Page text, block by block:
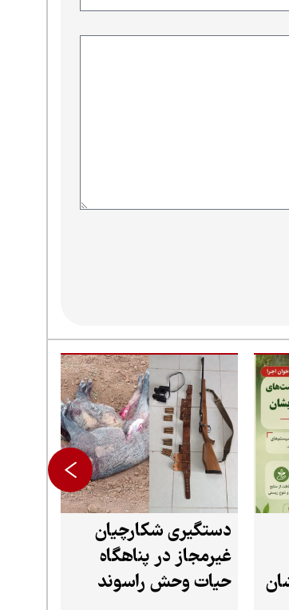
دستگیری شکارچیان
غیرمجاز در پناهگاه
حیات وحش راسوند